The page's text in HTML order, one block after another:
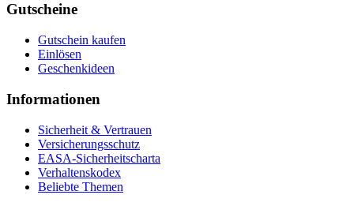
Gutscheine
Gutschein kaufen
Einlösen
Geschenkideen
Informationen
Sicherheit & Vertrauen
Versicherungsschutz
EASA-Sicherheitscharta
Verhaltenskodex
Beliebte Themen